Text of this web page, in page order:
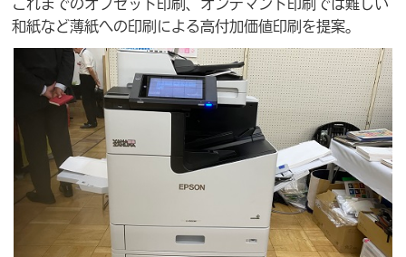
和紙など薄紙への印刷による高付加価値印刷を提案。